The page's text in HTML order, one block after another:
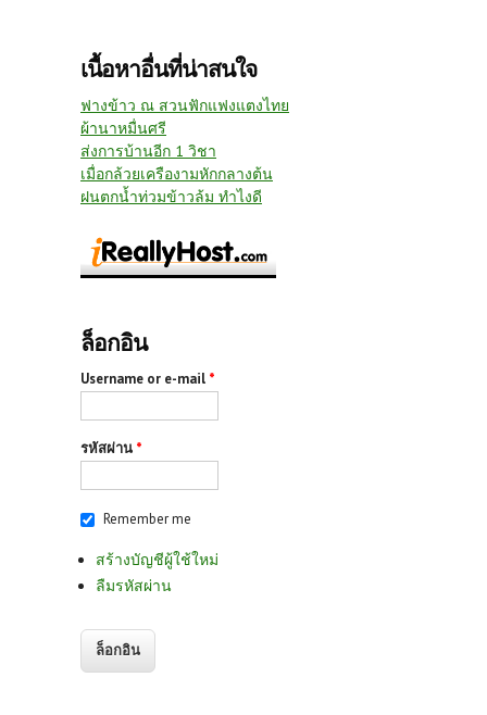
เนื้อหาอื่นที่น่าสนใจ
ฟางข้าว ณ สวนฟักแฟงแตงไทย
ผ้านาหมื่นศรี
ส่งการบ้านอีก 1 วิชา
เมื่อกล้วยเครืองามหักกลางต้น
ฝนตกน้ำท่วมข้าวล้ม ทำไงดี
ล็อกอิน
Username or e-mail *
รหัสผ่าน *
Remember me
สร้างบัญชีผู้ใช้ใหม่
ลืมรหัสผ่าน